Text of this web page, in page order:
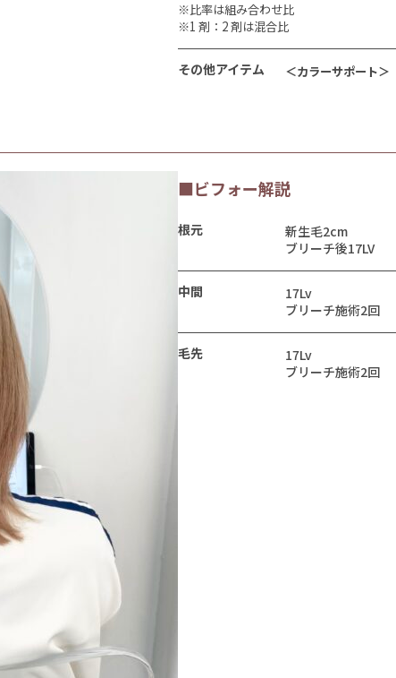
※比率は組み合わせ比
※1 剤：2 剤は混合比
その他アイテム ＜カラーサポート＞
■ビフォー解説
根元
新生毛2cm
ブリーチ後17LV
中間
17Lv
ブリーチ施術2回
毛先
17Lv
ブリーチ施術2回